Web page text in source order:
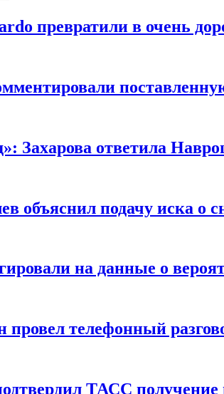
превратили в очень
Захарова ответила
объяснил подачу иска о
на данные о
телефонный
ТАСС